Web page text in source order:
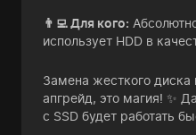
👨‍💻 Для кого:
использует HDD в
Замена жесткого диска
апгрейд, это магия! ✨
с SSD будет работать